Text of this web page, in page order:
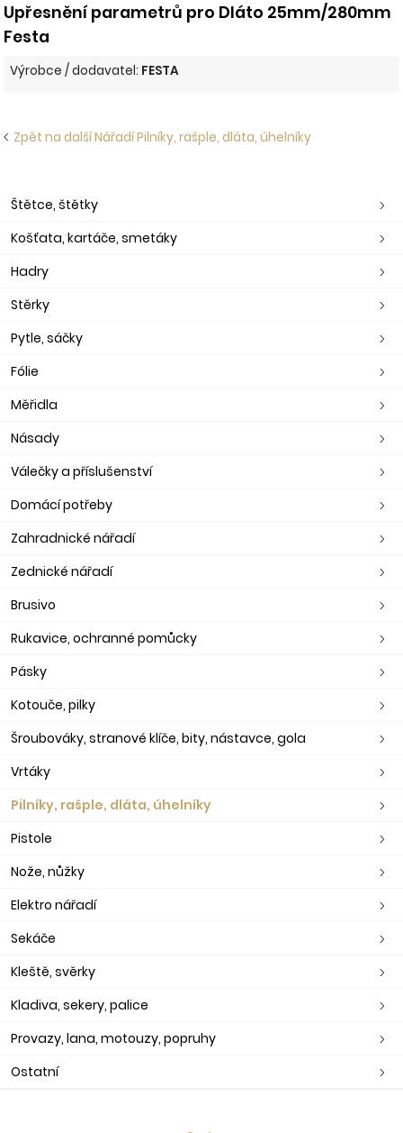
Upřesnění parametrů pro Dláto 25mm/280mm
Festa
Výrobce / dodavatel: FESTA
Zpět na další Nářadí Pilníky, rašple, dláta, úhelníky
Štětce, štětky
Košťata, kartáče, smetáky
Hadry
Stěrky
Pytle, sáčky
Fólie
Měřidla
Násady
Válečky a příslušenství
Domácí potřeby
Zahradnické nářadí
Zednické nářadí
Brusivo
Rukavice, ochranné pomůcky
Pásky
Kotouče, pilky
Šroubováky, stranové klíče, bity, nástavce, gola
Vrtáky
Pilníky, rašple, dláta, úhelníky
Pistole
Nože, nůžky
Elektro nářadí
Sekáče
Kleště, svěrky
Kladiva, sekery, palice
Provazy, lana, motouzy, popruhy
Ostatní